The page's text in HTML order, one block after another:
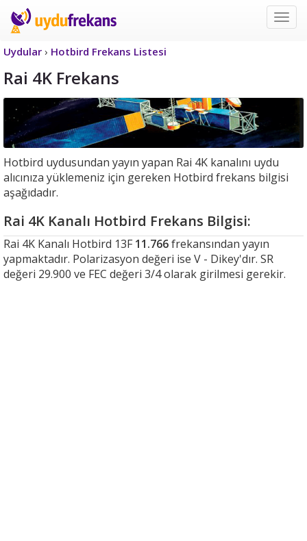
Uydu
Uydular › Hotbird Frekans Listesi
Rai 4K Frekans
Hotbird uydusundan yayın yapan Rai 4K kanalını uydu
alıcınıza yüklemeniz için gereken Hotbird frekans bilgisi
aşağıdadır.
Rai 4K Kanalı Hotbird Frekans Bilgisi:
Rai 4K Kanalı Hotbird 13F 11.766frekansından yayın
yapmaktadır. Polarizasyon değeri ise V - Dikey'dır. SR
değeri 29.900 ve FEC değeri 3/4 olarak girilmesi gerekir.